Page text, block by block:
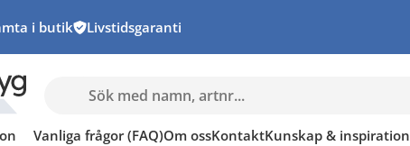
i butik Livstidsgaranti
Vanliga frågor (FAQ)Om ossKontaktKunskap & inspiration